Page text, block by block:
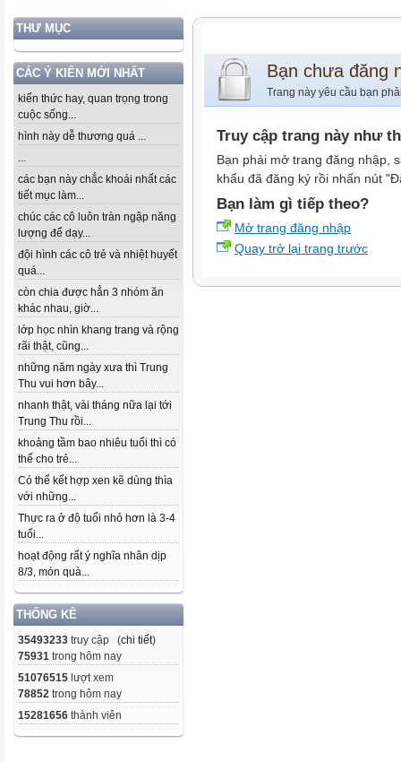
THƯ MỤC
CÁC Ý KIẾN MỚI NHẤT
kiến thức hay, quan trọng trong
cuộc sống...
hình này dễ thương quá ...
...
các bạn này chắc khoái nhất các
tiết mục làm...
chúc các cô luôn tràn ngập năng
lượng để dạy...
đội hình các cô trẻ và nhiệt huyết
quá...
còn chia được hẳn 3 nhóm ăn
khác nhau, giờ...
lớp học nhìn khang trang và rộng
rãi thật, cũng...
những năm ngày xưa thì Trung
Thu vui hơn bây...
nhanh thật, vài tháng nữa lại tới
Trung Thu rồi...
khoảng tầm bao nhiêu tuổi thì có
thể cho trẻ...
Có thể kết hợp xen kẽ dùng thìa
với những...
Thực ra ở độ tuổi nhỏ hơn là 3-4
tuổi...
hoạt động rất ý nghĩa nhân dịp
8/3, món quà...
THỐNG KÊ
35493233 truy cập (chi tiết)
75931 trong hôm nay
51076515 lượt xem
78852 trong hôm nay
15281656 thành viên
Bạn chưa đăng
Trang này yêu cầu bạn
Truy cập trang này như
Bạn phải mở trang đăng nhập,
khẩu đã đăng ký rồi nhấn nút
Bạn làm gì tiếp theo?
Mở trang đăng nhập
Quay trở lại trang trước